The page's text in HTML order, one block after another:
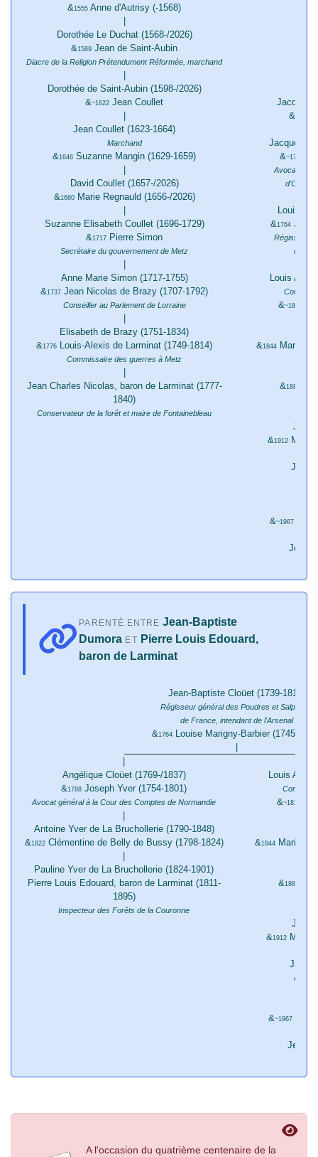
&1555 Anne d'Autrisy (-1568)
Dorothée Le Duchat (1568-/2026)
&1589 Jean de Saint-Aubin
Diacre de la Religion Prétendument Réformée, marchand
Dorothée de Saint-Aubin (1598-/2026)
&~1622 Jean Coullet
Jean Coullet (1623-1664)
Marchand
&1646 Suzanne Mangin (1629-1659)
David Coullet (1657-/2026)
&1680Marie Regnauld (1656-/2026)
Suzanne Elisabeth Coullet (1696-1729)
&1717 Pierre Simon
Secrétaire du gouvernement de Metz
Anne Marie Simon (1717-1755)
&1737 Jean Nicolas de Brazy (1707-1792)
Conseiller au Parlement de Lorraine
Elisabeth de Brazy (1751-1834)
&1776 Louis-Alexis de Larminat (1749-1814)
Commissaire des guerres à Metz
Jean Charles Nicolas, baron de Larminat (1777-
1840)
Conservateur de la forêt et maire de Fontainebleau
Jacques
&
Jacqueline
&~1744
Avocat au
Louise
&1764Jean-
Régisseur
de
Louis
&~1817
&1844Marie
&1883
Jean
&1912Marie
&~1967
Jean-
PARENTÉ ENTRE Jean-Baptiste
Dumora ET
Pierre Louis Edouard,
baron de Larminat
Jean-Baptiste Cloüet (1739-1816)
Régisseur général des Poudres et Salpêtres
de France, intendant de l'Arsenal
&1764 Louise Marigny-Barbier (1745-
Angélique Cloüet (1769-/1837)
&1788 Joseph Yver (1754-1801)
Avocat général à la Cour des Comptes de Normandie
Antoine Yver de La Bruchollerie (1790-1848)
&1822Clémentine de Belly de Bussy (1798-1824)
Pauline Yver de La Bruchollerie (1824-1901)
Pierre Louis Edouard, baron de Larminat (1811-
1895)
Inspecteur des Forêts de la Couronne
Louis
&~1817
&1844Marie
&1883
Jean
&1912Marie
&
&~1967
Jean-
A l'occasion du quatrième centenaire de la